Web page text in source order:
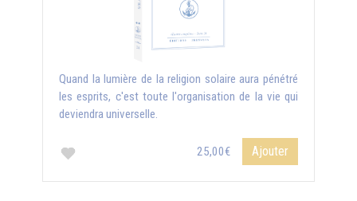
Quand la lumière de la religion solaire aura pénétré
les esprits, c'est toute l'organisation de la vie qui
deviendra universelle.
25,00€ Ajouter